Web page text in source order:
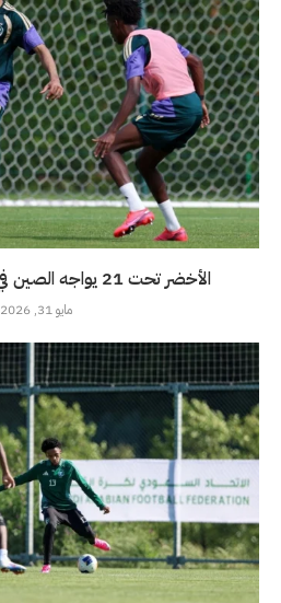
الأخضر تحت 21 يواجه الصين في افتتاح بطولة تولون
مايو 31, 2026